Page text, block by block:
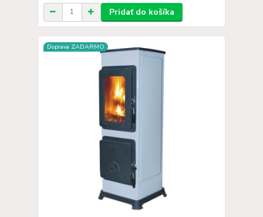
Pridať do košíka
Doprava ZADARMO